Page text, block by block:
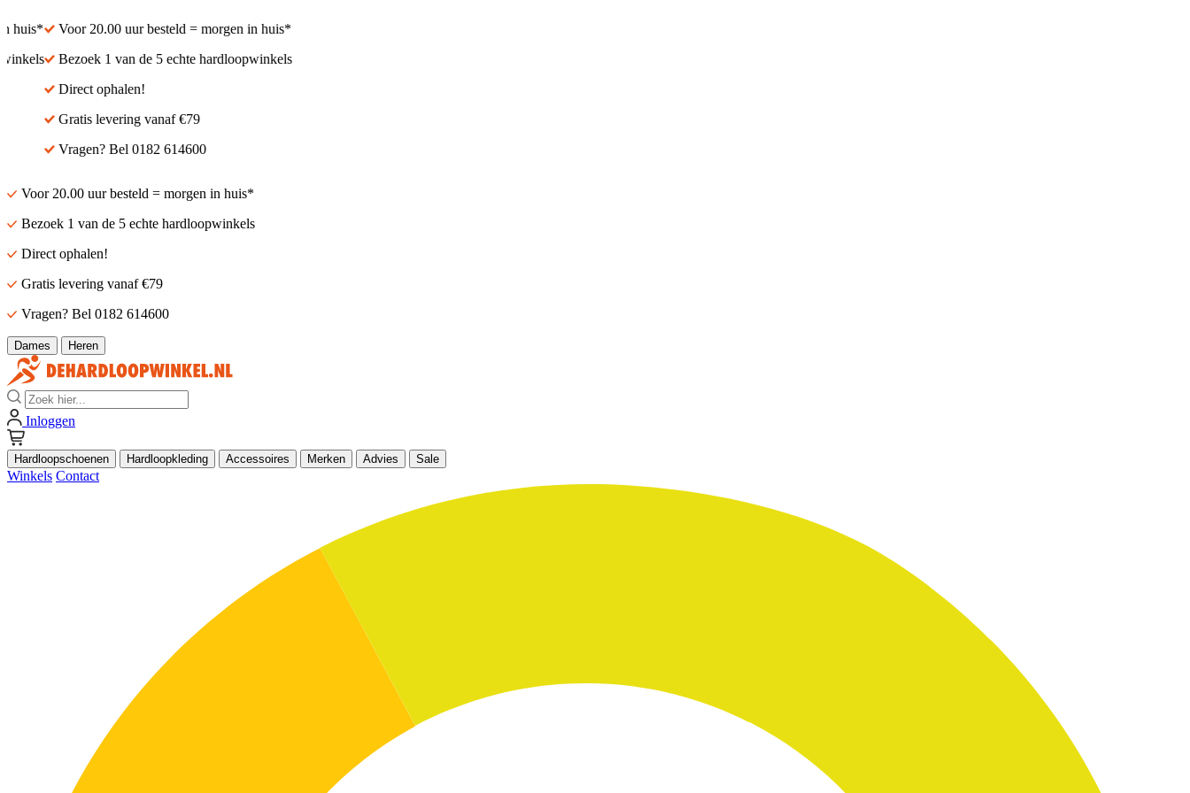
huis*
Voor 20.00 uur besteld = morgen in huis*
Bezoek 1 van de 5 echte hardloopwinkels
Direct ophalen!
Gratis levering vanaf €79
Vragen? Bel 0182 614600
Voor 20.00 uur besteld = morgen in huis*
Bezoek 1 van de 5 echte hardloopwinkels
Direct ophalen!
Gratis levering vanaf €79
Vragen? Bel 0182 614600
Dames Heren
Zoek
Inloggen
Hardloopschoenen Hardloopkleding Accessoires Merken Advies Sale
Winkels Contact